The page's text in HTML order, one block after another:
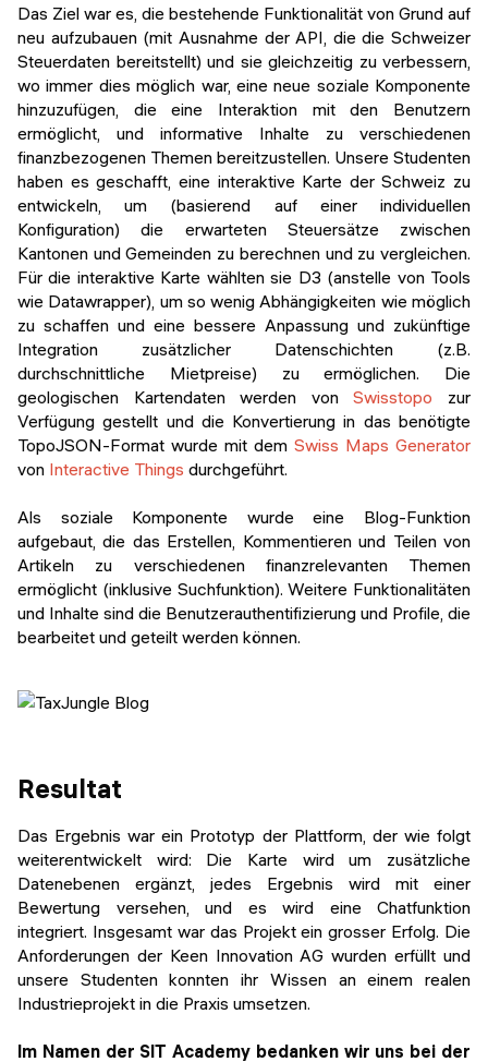
Das Ziel war es, die bestehende Funktionalität von Grund auf
neu aufzubauen (mit Ausnahme der API, die die Schweizer
Steuerdaten bereitstellt) und sie gleichzeitig zu verbessern,
wo immer dies möglich war, eine neue soziale Komponente
hinzuzufügen, die eine Interaktion mit den Benutzern
ermöglicht, und informative Inhalte zu verschiedenen
finanzbezogenen Themen bereitzustellen. Unsere Studenten
haben es geschafft, eine interaktive Karte der Schweiz zu
entwickeln, um (basierend auf einer individuellen
Konfiguration) die erwarteten Steuersätze zwischen
Kantonen und Gemeinden zu berechnen und zu vergleichen.
Für die interaktive Karte wählten sie D3 (anstelle von Tools
wie Datawrapper), um so wenig Abhängigkeiten wie möglich
zu schaffen und eine bessere Anpassung und zukünftige
Integration zusätzlicher Datenschichten (z.B.
durchschnittliche Mietpreise) zu ermöglichen. Die
geologischen Kartendaten werden vonSwisstopo zur
Verfügung gestellt und die Konvertierung in das benötigte
TopoJSON-Format wurde mit dem Swiss Maps Generator
von Interactive Things durchgeführt.
Als soziale Komponente wurde eine Blog-Funktion
aufgebaut, die das Erstellen, Kommentieren und Teilen von
Artikeln zu verschiedenen finanzrelevanten Themen
ermöglicht (inklusive Suchfunktion). Weitere Funktionalitäten
und Inhalte sind die Benutzerauthentifizierung und Profile, die
bearbeitet und geteilt werden können.
Resultat
Das Ergebnis war ein Prototyp der Plattform, der wie folgt
weiterentwickelt wird: Die Karte wird um zusätzliche
Datenebenen ergänzt, jedes Ergebnis wird mit einer
Bewertung versehen, und es wird eine Chatfunktion
integriert. Insgesamt war das Projekt ein grosser Erfolg. Die
Anforderungen der Keen Innovation AG wurden erfüllt und
unsere Studenten konnten ihr Wissen an einem realen
Industrieprojekt in die Praxis umsetzen.
Im Namen der SIT Academy bedanken wir uns bei der